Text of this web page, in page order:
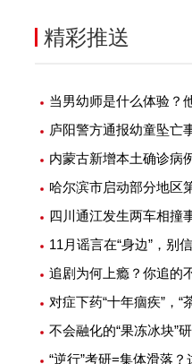
精彩推送
庐阳警方通报幼童坠亡
哈尔滨市启动部分地区
四川通江发生两车相撞
11月谣言在“身边”，别
对症下药“十年痼疾”，
“逆行”考研=集体滑落